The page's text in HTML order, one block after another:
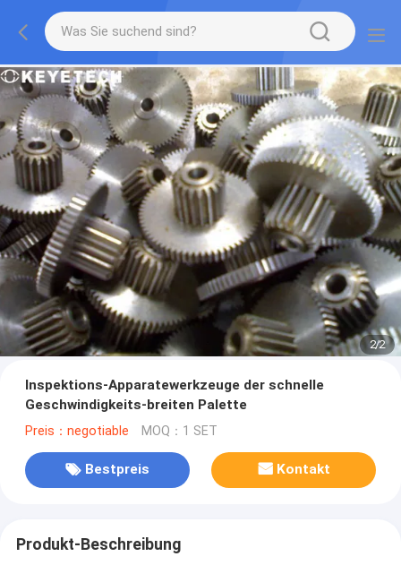
2/2
Inspektions-Apparatewerkzeuge der schnelle
Geschwindigkeits-breiten Palette
Preis：negotiable MOQ：1 SET
Bestpreis Kontakt
Produkt-Beschreibung